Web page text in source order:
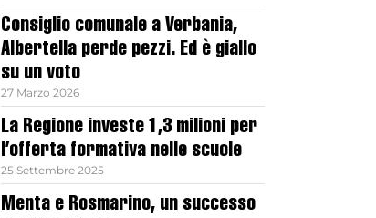
Consiglio comunale a Verbania,
Albertella perde pezzi. Ed è giallo
su un voto
27 Marzo 2026
La Regione investe 1,3 milioni per
l’offerta formativa nelle scuole
25 Settembre 2025
Menta e Rosmarino, un successo